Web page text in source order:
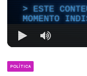
ESTE
MOMENTO
POLÍTICA